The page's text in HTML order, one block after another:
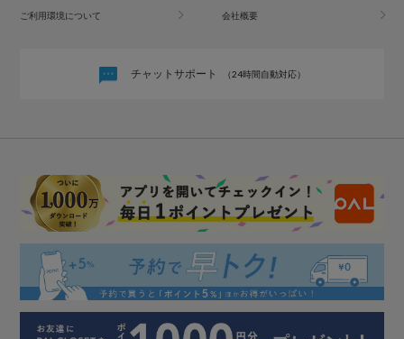
ご利用環境について 会社概要
チャットサポート （24時間自動対応）